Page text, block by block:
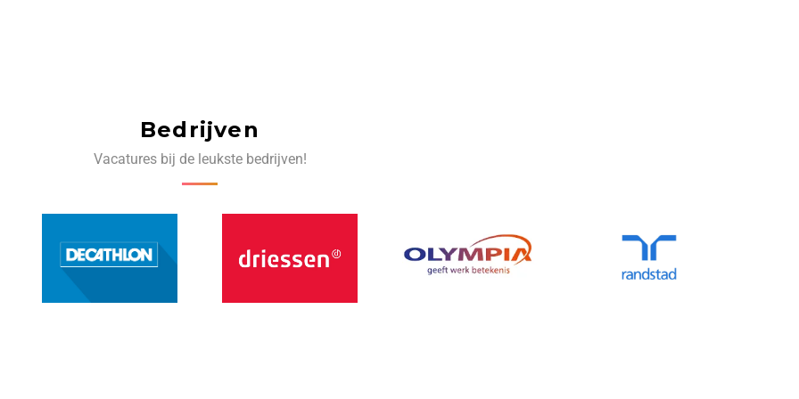
Bedrijven
Vacatures bij de leukste bedrijven!